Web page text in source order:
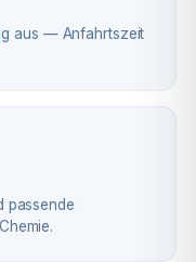
aus — Anfahrtszeit
passende